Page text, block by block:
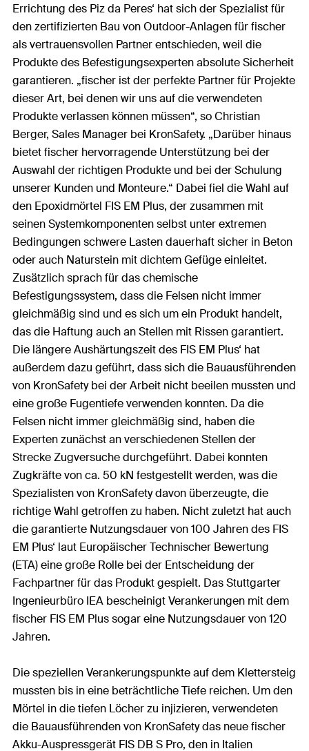
Errichtung des Piz da Peres‘ hat sich der Spezialist für
den zertifizierten Bau von Outdoor-Anlagen für fischer
als vertrauensvollen Partner entschieden, weil die
Produkte des Befestigungsexperten absolute Sicherheit
garantieren. „fischer ist der perfekte Partner für Projekte
dieser Art, bei denen wir uns auf die verwendeten
Produkte verlassen können müssen“, so Christian
Berger, Sales Manager bei KronSafety. „Darüber hinaus
bietet fischer hervorragende Unterstützung bei der
Auswahl der richtigen Produkte und bei der Schulung
unserer Kunden und Monteure.“ Dabei fiel die Wahl auf
den Epoxidmörtel FIS EM Plus, der zusammen mit
seinen Systemkomponenten selbst unter extremen
Bedingungen schwere Lasten dauerhaft sicher in Beton
oder auch Naturstein mit dichtem Gefüge einleitet.
Zusätzlich sprach für das chemische
Befestigungssystem, dass die Felsen nicht immer
gleichmäßig sind und es sich um ein Produkt handelt,
das die Haftung auch an Stellen mit Rissen garantiert.
Die längere Aushärtungszeit des FIS EM Plus‘ hat
außerdem dazu geführt, dass sich die Bauausführenden
von KronSafety bei der Arbeit nicht beeilen mussten und
eine große Fugentiefe verwenden konnten. Da die
Felsen nicht immer gleichmäßig sind, haben die
Experten zunächst an verschiedenen Stellen der
Strecke Zugversuche durchgeführt. Dabei konnten
Zugkräfte von ca. 50 kN festgestellt werden, was die
Spezialisten von KronSafety davon überzeugte, die
richtige Wahl getroffen zu haben. Nicht zuletzt hat auch
die garantierte Nutzungsdauer von 100 Jahren des FIS
EM Plus‘ laut Europäischer Technischer Bewertung
(ETA) eine große Rolle bei der Entscheidung der
Fachpartner für das Produkt gespielt. Das Stuttgarter
Ingenieurbüro IEA bescheinigt Verankerungen mit dem
fischer FIS EM Plus sogar eine Nutzungsdauer von 120
Jahren.
Die speziellen Verankerungspunkte auf dem Klettersteig
mussten bis in eine beträchtliche Tiefe reichen. Um den
Mörtel in die tiefen Löcher zu injizieren, verwendeten
die Bauausführenden von KronSafety das neue fischer
Akku-Auspressgerät FIS DB S Pro, den in Italien